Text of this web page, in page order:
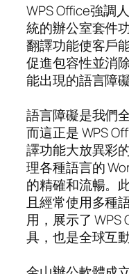
WPS Office強調
統的辦公室套件
翻譯功能使客戶
促進包容性並消
能出現的語言障礙
語言障礙是我們
而這正是 WPS
譯功能大放異彩
理各種語言的
的精確和流暢。
且經常使用多種
用，展示了
具，也是全球互